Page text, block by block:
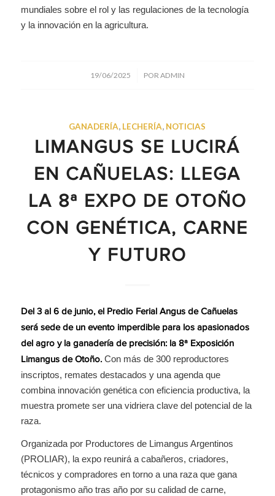
mundiales sobre el rol y las regulaciones de la tecnología
y la innovación en la agricultura.
19/06/2025
/ POR ADMIN
GANADERÍA, LECHERÍA, NOTICIAS
LIMANGUS SE LUCIRÁ
EN CAÑUELAS: LLEGA
LA 8ª EXPO DE OTOÑO
CON GENÉTICA, CARNE
Y FUTURO
Del 3 al 6 de junio, el Predio Ferial Angus de Cañuelas
será sede de un evento imperdible para los apasionados
del agro y la ganadería de precisión: la 8ª Exposición
Limangus de Otoño.Con más de 300 reproductores
inscriptos, remates destacados y una agenda que
combina innovación genética con eficiencia productiva, la
muestra promete ser una vidriera clave del potencial de la
raza.
Organizada por Productores de Limangus Argentinos
(PROLIAR), la expo reunirá a cabañeros, criadores,
técnicos y compradores en torno a una raza que gana
protagonismo año tras año por su calidad de carne,